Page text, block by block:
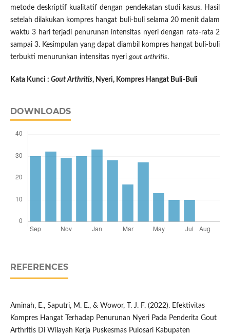
metode deskriptif kualitatif dengan pendekatan studi kasus. Hasil
setelah dilakukan kompres hangat buli-buli selama 20 menit dalam
waktu 3 hari terjadi penurunan intensitas nyeri dengan rata-rata 2
sampai 3. Kesimpulan yang dapat diambil kompres hangat buli-buli
terbukti menurunkan intensitas nyerigout arthritis.
Kata Kunci : Gout Arthritis, Nyeri, Kompres Hangat Buli-Buli
DOWNLOADS
REFERENCES
Aminah, E., Saputri, M. E., & Wowor, T. J. F. (2022). Efektivitas
Kompres Hangat Terhadap Penurunan Nyeri Pada Penderita Gout
Arthritis Di Wilayah Kerja Puskesmas Pulosari Kabupaten